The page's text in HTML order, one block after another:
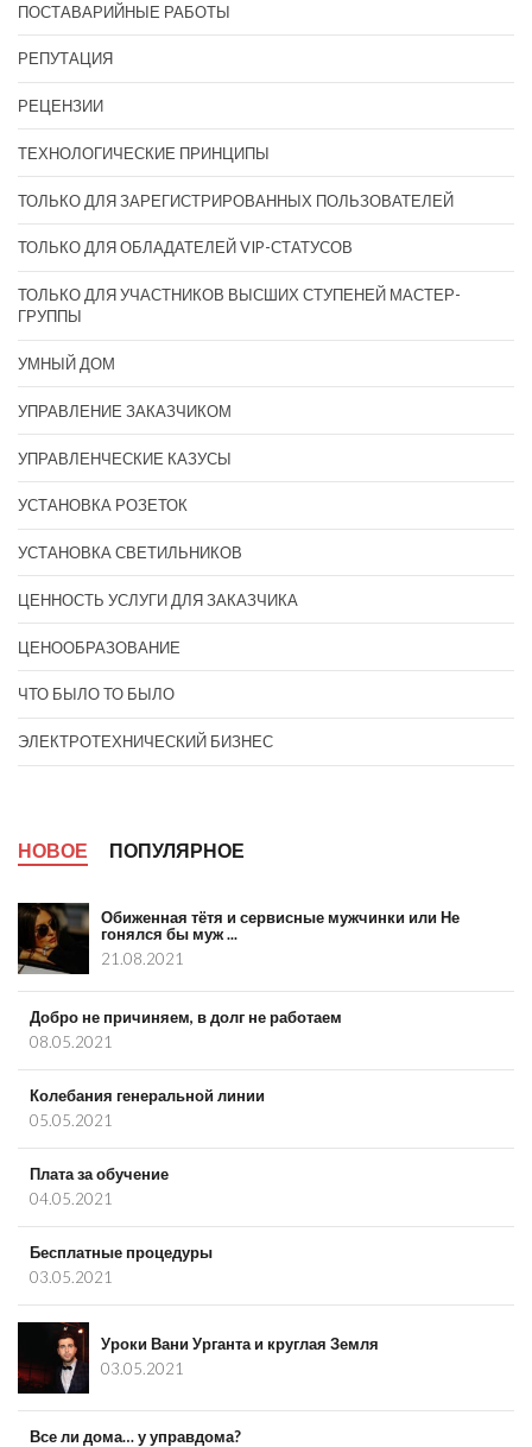
ПОСТАВАРИЙНЫЕ РАБОТЫ
РЕПУТАЦИЯ
РЕЦЕНЗИИ
ТЕХНОЛОГИЧЕСКИЕ ПРИНЦИПЫ
ТОЛЬКО ДЛЯ ЗАРЕГИСТРИРОВАННЫХ ПОЛЬЗОВАТЕЛЕЙ
ТОЛЬКО ДЛЯ ОБЛАДАТЕЛЕЙ VIP-СТАТУСОВ
ТОЛЬКО ДЛЯ УЧАСТНИКОВ ВЫСШИХ СТУПЕНЕЙ МАСТЕР-
ГРУППЫ
УМНЫЙ ДОМ
УПРАВЛЕНИЕ ЗАКАЗЧИКОМ
УПРАВЛЕНЧЕСКИЕ КАЗУСЫ
УСТАНОВКА РОЗЕТОК
УСТАНОВКА СВЕТИЛЬНИКОВ
ЦЕННОСТЬ УСЛУГИ ДЛЯ ЗАКАЗЧИКА
ЦЕНООБРАЗОВАНИЕ
ЧТО БЫЛО ТО БЫЛО
ЭЛЕКТРОТЕХНИЧЕСКИЙ БИЗНЕС
НОВОЕ ПОПУЛЯРНОЕ
Обиженная тётя и сервисные мужчинки или Не
гонялся бы муж ...
21.08.2021
Добро не причиняем, в долг не работаем
08.05.2021
Колебания генеральной линии
05.05.2021
Плата за обучение
04.05.2021
Бесплатные процедуры
03.05.2021
Уроки Вани Урганта и круглая Земля
03.05.2021
Все ли дома… у управдома?